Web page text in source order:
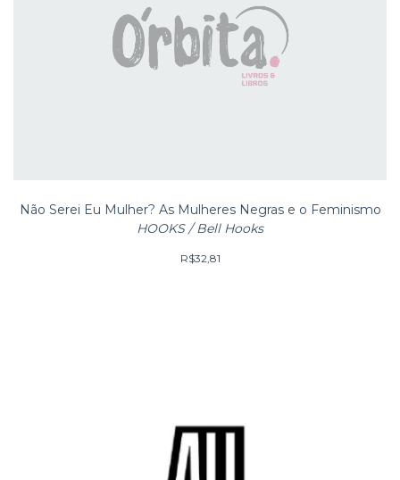
Não Serei Eu Mulher? As Mulheres Negras e o Feminismo
HOOKS / Bell Hooks
R$32,81